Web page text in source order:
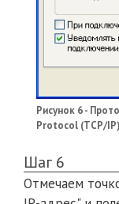
Рисунок 6 -
Protocol (TCP/
Шаг 6
Отмечаем